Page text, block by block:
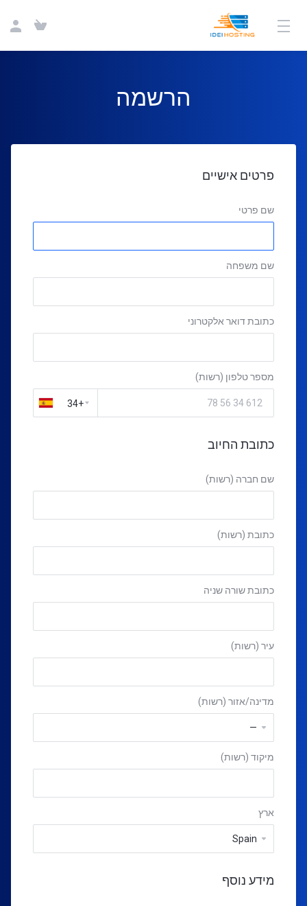
הרשמה
פרטים אישיים
שם פרטי
שם משפחה
כתובת דואר אלקטרוני
מספר טלפון (רשות)
+34
כתובת החיוב
שם חברה (רשות)
כתובת (רשות)
כתובת שורה שניה
עיר (רשות)
מדינה/אזור (רשות)
מיקוד (רשות)
ארץ
מידע נוסף